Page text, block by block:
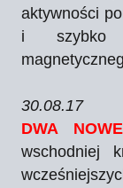
aktywności
i szybko
30.08.17
DWA
wschodniej